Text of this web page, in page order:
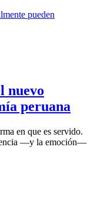
nuevo
peruana
en que es servido.
—y la emoción—